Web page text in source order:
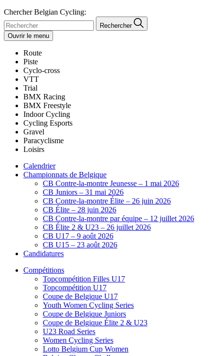
Chercher Belgian Cycling:
Rechercher
Ouvrir le menu
Route
Piste
Cyclo-cross
VTT
Trial
BMX Racing
BMX Freestyle
Indoor Cycling
Cycling Esports
Gravel
Paracyclisme
Loisirs
Calendrier
Championnats de Belgique
CB Contre-la-montre Jeunesse – 1 mai 2026
CB Juniors – 31 mai 2026
CB Contre-la-montre Élite – 26 juin 2026
CB Élite – 28 juin 2026
CB Contre-la-montre par équipe – 12 juillet 2026
CB Élite 2 & U23 – 26 juillet 2026
CB U17 – 9 août 2026
CB U15 – 23 août 2026
Candidatures
Compétitions
Topcompétition Filles U17
Topcompétition U17
Coupe de Belgique U17
Youth Women Cycling Series
Coupe de Belgique Juniors
Coupe de Belgique Élite 2 & U23
U23 Road Series
Women Cycling Series
Lotto Belgium Cup Women